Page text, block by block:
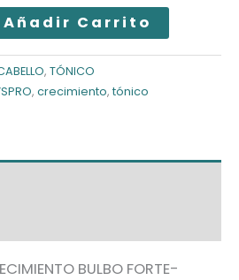
Añadir Carrito
, TÓNICO
, crecimiento, tónico
BULBO FORTE-